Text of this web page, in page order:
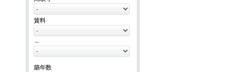
賃料
～
築年数